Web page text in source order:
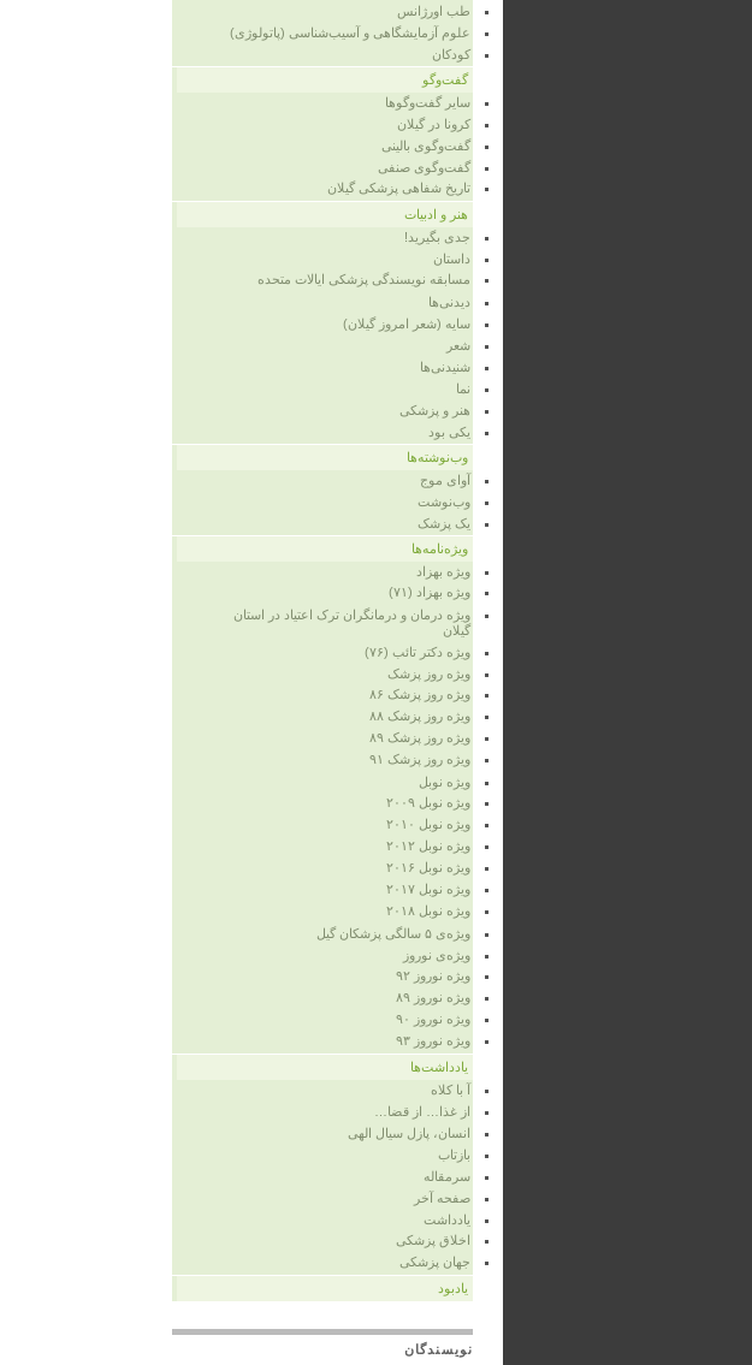
طب اورژانس
علوم آزمایشگاهی و آسیب‌شناسی (پاتولوژی)
کودکان
گفت‌وگو
سایر گفت‌وگوها
کرونا در گیلان
گفت‌وگوی بالینی
گفت‌وگوی صنفی
تاریخ شفاهی پزشکی گیلان
هنر و ادبیات
جدی بگیرید!
داستان
مسابقه نویسندگی پزشکی ایالات متحده
دیدنی‌ها
سایه (شعر امروز گیلان)
شعر
شنیدنی‌ها
نما
هنر و پزشکی
یکی بود
وب‌نوشته‌ها
آوای موج
وب‌نوشت
یک پزشک
ویژه‌نامه‌ها
ویژه‌ بهزاد
ویژه‌ بهزاد (۷۱)
ویژه‌ درمان و درمانگران ترک اعتیاد در استان
گیلان
ویژه‌ دکتر تائب (۷۶)
ویژه‌ روز پزشک
ویژه روز پزشک ۸۶
ویژه‌ روز پزشک ۸۸
ویژه‌ روز پزشک ۸۹
ویژه‌ روز پزشک ۹۱
ویژه‌ نوبل
ویژه‌ نوبل ۲۰۰۹
ویژه‌ نوبل ۲۰۱۰
ویژه‌ نوبل ۲۰۱۲
ویژه نوبل ۲۰۱۶
ویژه نوبل ۲۰۱۷
ویژه نوبل ۲۰۱۸
ویژه‌ی ۵ سالگی پزشکان گیل
ویژه‌ی نوروز
ویژه‌ نوروز ۹۲
ویژه‌ نوروز ۸۹
ویژه‌ نوروز ۹۰
ویژه‌ نوروز ۹۳
یادداشت‌ها
آ با کلاه
از غذا… از قضا…
انسان، پازل سیال الهی
بازتاب
سرمقاله
صفحه‌ آخر
یادداشت
اخلاق پزشکی
جهان پزشکی
یادبود
نویسندگان